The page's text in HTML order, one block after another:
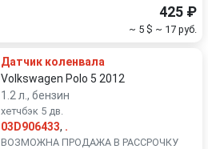
425 ₽
~ 5 $ ~ 17 руб.
Датчик коленвала
Volkswagen Polo 5 2012
1.2 л., бензин
хетчбэк 5 дв.
03D906433, .
ВОЗМОЖНА ПРОДАЖА В РАССРОЧКУ